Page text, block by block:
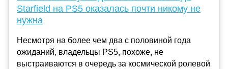
Starfield на PS5 оказалась почти никому не
нужна
Несмотря на более чем два с половиной года
ожиданий, владельцы PS5, похоже, не
выстраиваются в очередь за космической ролевой